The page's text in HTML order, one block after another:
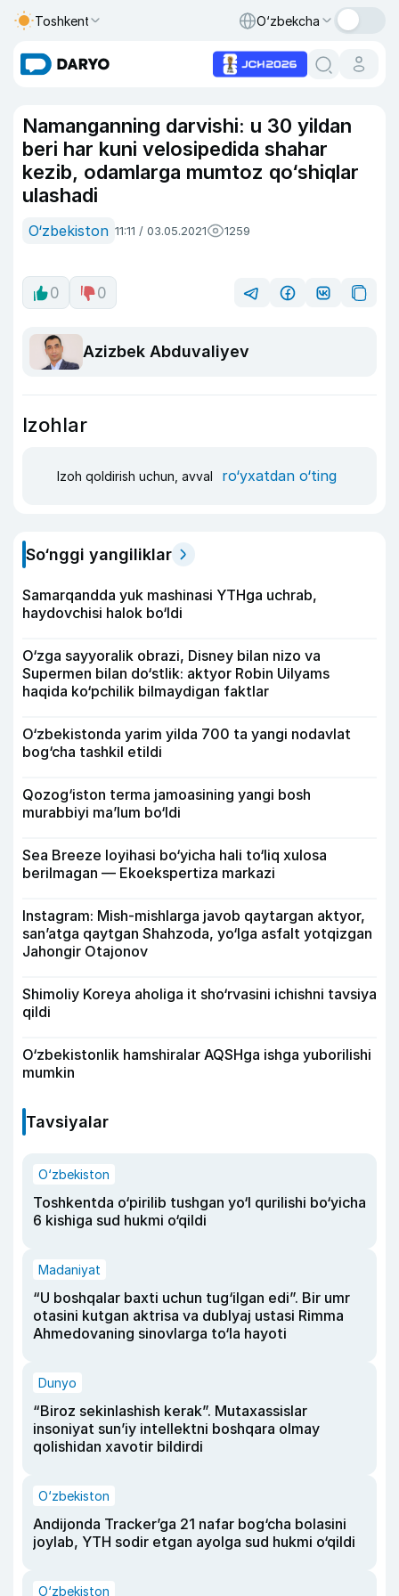
Toshkent O‘zbekcha
Namanganning darvishi: u 30 yildan
beri har kuni velosipedida shahar
kezib, odamlarga mumtoz qo‘shiqlar
ulashadi
O‘zbekiston 11:11 / 03.05.2021 1259
0 0
Azizbek Abduvaliyev
Izohlar
Izoh qoldirish uchun, avval ro‘yxatdan o‘ting
So‘nggi yangiliklar
Samarqandda yuk mashinasi YTHga uchrab,
haydovchisi halok bo‘ldi
O‘zga sayyoralik obrazi, Disney bilan nizo va
Supermen bilan do‘stlik: aktyor Robin Uilyams
haqida ko‘pchilik bilmaydigan faktlar
O‘zbekistonda yarim yilda 700 ta yangi nodavlat
bog‘cha tashkil etildi
Qozog‘iston terma jamoasining yangi bosh
murabbiyi ma’lum bo‘ldi
Sea Breeze loyihasi bo‘yicha hali to‘liq xulosa
berilmagan — Ekoekspertiza markazi
Instagram: Mish-mishlarga javob qaytargan aktyor,
san’atga qaytgan Shahzoda, yo‘lga asfalt yotqizgan
Jahongir Otajonov
Shimoliy Koreya aholiga it sho‘rvasini ichishni tavsiya
qildi
O‘zbekistonlik hamshiralar AQSHga ishga yuborilishi
mumkin
Tavsiyalar
O‘zbekiston
Toshkentda o‘pirilib tushgan yo‘l qurilishi bo‘yicha
6 kishiga sud hukmi o‘qildi
Madaniyat
“U boshqalar baxti uchun tug‘ilgan edi”. Bir umr
otasini kutgan aktrisa va dublyaj ustasi Rimma
Ahmedovaning sinovlarga to‘la hayoti
Dunyo
“Biroz sekinlashish kerak”. Mutaxassislar
insoniyat sun’iy intellektni boshqara olmay
qolishidan xavotir bildirdi
O‘zbekiston
Andijonda Tracker’ga 21 nafar bog‘cha bolasini
joylab, YTH sodir etgan ayolga sud hukmi o‘qildi
O‘zbekiston